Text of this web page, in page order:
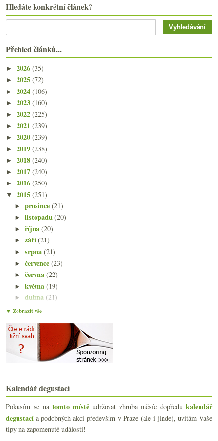
Hledáte konkrétní článek?
Přehled článků...
► 2026 (35)
► 2025 (72)
► 2024 (106)
► 2023 (160)
► 2022 (225)
► 2021 (239)
► 2020 (239)
► 2019 (238)
► 2018 (240)
► 2017 (240)
► 2016 (250)
▼ 2015 (251)
►prosince(21)
►listopadu(20)
►října(20)
►září(21)
►srpna(21)
►července(23)
►června(22)
►května(19)
►dubna (21)
►března
EP bez RP, Stará trta & resveratrol
Dvanáctkrát 2012 z Burgundska
Anglické bublání s Ridgeview Cavendish
Barolo versus Barbaresco
Anketa: Chardonnay versus Riesling
76 % vody, vyložené jedy zatím chybí
Ryzlinky Maximin Grünhaus 2012 až 1986
Konec v INu & prémiový vlašák
Staré Savennières, crémant a pinot z Makra
O dobré pověsti a možném konci sudovky
▼ Zobrazit vše
Kalendář degustací
Pokusím se natomto místě udržovat zhruba měsíc dopředukalendář
degustacía podobných akcí především v Praze (ale i jinde), uvítám Vaše
tipy na zapomenuté události!